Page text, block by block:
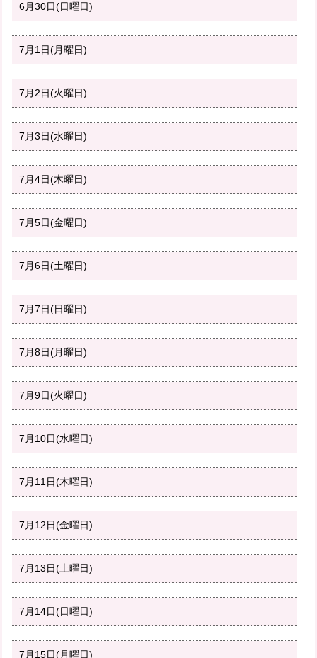
6月30日(日曜日)
7月1日(月曜日)
7月2日(火曜日)
7月3日(水曜日)
7月4日(木曜日)
7月5日(金曜日)
7月6日(土曜日)
7月7日(日曜日)
7月8日(月曜日)
7月9日(火曜日)
7月10日(水曜日)
7月11日(木曜日)
7月12日(金曜日)
7月13日(土曜日)
7月14日(日曜日)
7月15日(月曜日)